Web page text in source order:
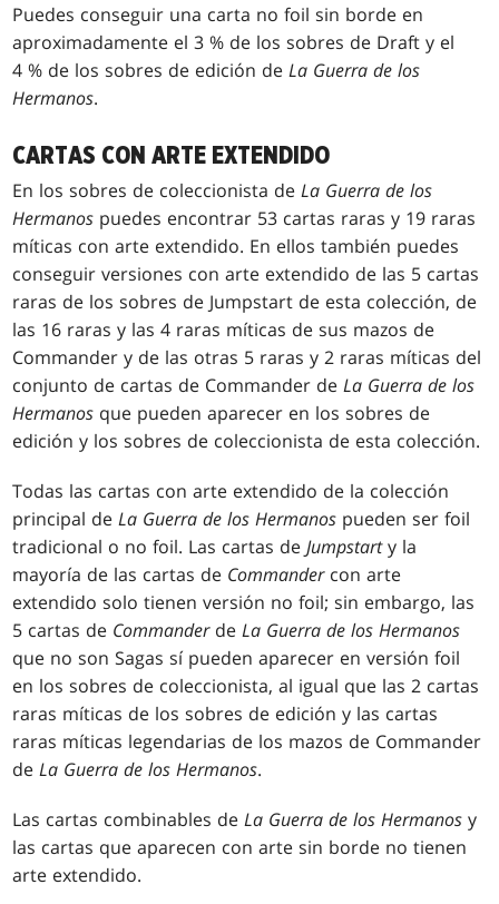
Puedes conseguir una carta no foil sin borde en
aproximadamente el 3 % de los sobres de Draft y el
4 % de los sobres de edición deLa Guerra de los
Hermanos.
CARTAS CON ARTE EXTENDIDO
En los sobres de coleccionista deLa Guerra de los
Hermanos puedes encontrar 53 cartas raras y 19 raras
míticas con arte extendido. En ellos también puedes
conseguir versiones con arte extendido de las 5 cartas
raras de los sobres de Jumpstart de esta colección, de
las 16 raras y las 4 raras míticas de sus mazos de
Commander y de las otras 5 raras y 2 raras míticas del
conjunto de cartas de Commander deLa Guerra de los
Hermanos que pueden aparecer en los sobres de
edición y los sobres de coleccionista de esta colección.
Todas las cartas con arte extendido de la colección
principal deLa Guerra de los Hermanos pueden ser foil
tradicional o no foil. Las cartas deJumpstarty la
mayoría de las cartas de Commandercon arte
extendido solo tienen versión no foil; sin embargo, las
5 cartas de CommanderdeLa Guerra de los Hermanos
que no son Sagas sí pueden aparecer en versión foil
en los sobres de coleccionista, al igual que las 2 cartas
raras míticas de los sobres de edición y las cartas
raras míticas legendarias de los mazos de Commander
deLa Guerra de los Hermanos.
Las cartas combinables deLa Guerra de los Hermanos y
las cartas que aparecen con arte sin borde no tienen
arte extendido.